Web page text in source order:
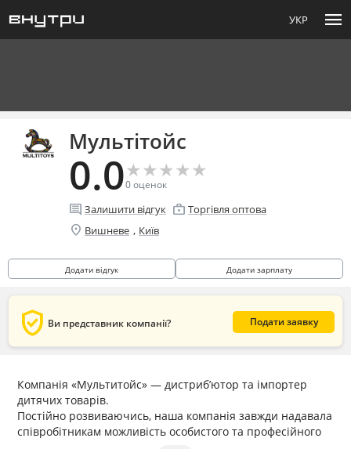
УКР menu
Мультітойс
0.0★
★★
★★
★★
★★
★
0оценок
comment Залишити відгук enterprise Торгівля оптова
location_on Вишневе , Київ
Додати відгук Додати зарплату
verified_user Ви представник компанії? Подати заявку
Компанія «Мультитойс» — дистриб’ютор та імпортер
дитячих товарів.
Постійно розвиваючись, наша компанія завжди надавала
співробітникам можливість особистого та професійного